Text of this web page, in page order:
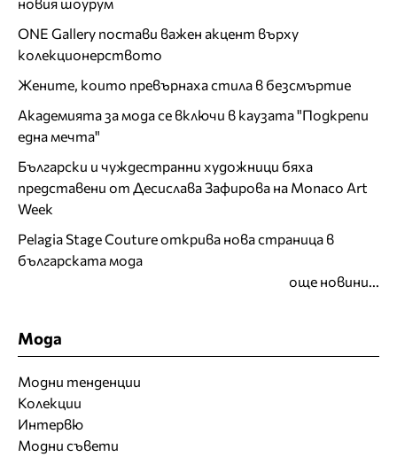
ONE Gallery постави важен акцент върху
колекционерството
Жените, които превърнаха стила в безсмъртие
Академията за мода се включи в каузата "Подкрепи
една мечта"
Български и чуждестранни художници бяха
представени от Десислава Зафирова на Monaco Art
Week
Pelagia Stage Couture открива нова страница в
българската мода
още новини...
Мода
Модни тенденции
Колекции
Интервю
Модни съвети